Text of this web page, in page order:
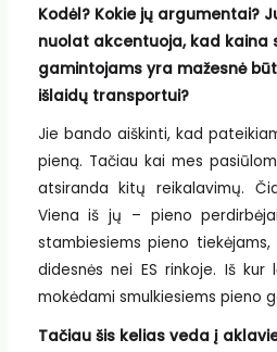
Kodėl? Kokie jų argumentai?
nuolat akcentuoja, kad kaina
gamintojams yra mažesnė
išlaidų transportui?
Jie bando aiškinti, kad
pieną. Tačiau kai mes
atsiranda kitų reikalavimų.
Viena iš jų – pieno
stambiesiems pieno
didesnės nei ES rinkoje. Iš kur
mokėdami smulkiesiems pieno
Tačiau šis kelias veda į